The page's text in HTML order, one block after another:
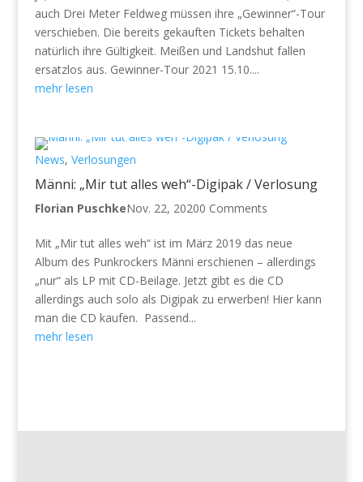
auch Drei Meter Feldweg müssen ihre „Gewinner“-Tour
verschieben. Die bereits gekauften Tickets behalten
natürlich ihre Gültigkeit. Meißen und Landshut fallen
ersatzlos aus. Gewinner-Tour 2021 15.10....
mehr lesen
News, Verlosungen
Männi: „Mir tut alles weh“-Digipak / Verlosung
Florian PuschkeNov. 22, 20200 Comments
Mit „Mir tut alles weh“ ist im März 2019 das neue
Album des Punkrockers Männi erschienen – allerdings
„nur“ als LP mit CD-Beilage. Jetzt gibt es die CD
allerdings auch solo als Digipak zu erwerben! Hier kann
man die CD kaufen. Passend...
mehr lesen